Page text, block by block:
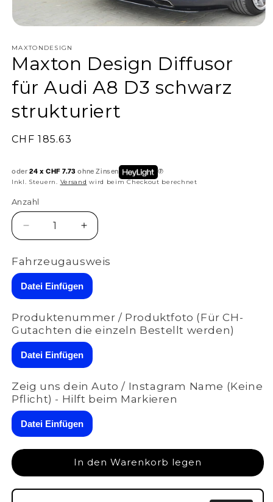
MAXTONDESIGN
Maxton Design Diffusor
für Audi A8 D3 schwarz
strukturiert
Normaler
CHF 185.63
oder 24 x CHF 7.73ohne Zinsen
Inkl. Steuern. Versand wird beim Checkout berechnet
Anzahl
Anzahl
Verringere
die
Menge
für
Maxton
für
Audi
A8
D3
schwarz
strukturiert
Erhöhe
die
Menge
für
Maxton
Design
für
Audi
A8
D3
schwarz
strukturiert
Fahrzeugausweis
Datei Einfügen
Produktenummer / Produktfoto (Für CH-
Gutachten die einzeln Bestellt werden)
Datei Einfügen
Zeig uns dein Auto / Instagram Name (Keine
Pflicht) - Hilft beim Markieren
Datei Einfügen
In den Warenkorb legen